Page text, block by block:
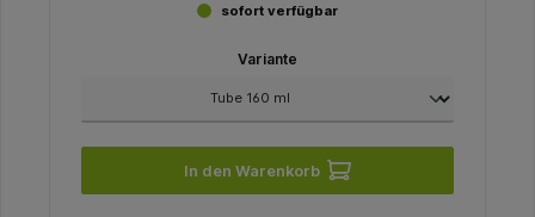
sofort verfügbar
Variante
In den Warenkorb